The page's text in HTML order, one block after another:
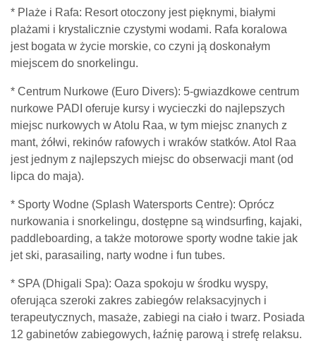
* Plaże i Rafa: Resort otoczony jest pięknymi, białymi
plażami i krystalicznie czystymi wodami. Rafa koralowa
jest bogata w życie morskie, co czyni ją doskonałym
miejscem do snorkelingu.
* Centrum Nurkowe (Euro Divers): 5-gwiazdkowe centrum
nurkowe PADI oferuje kursy i wycieczki do najlepszych
miejsc nurkowych w Atolu Raa, w tym miejsc znanych z
mant, żółwi, rekinów rafowych i wraków statków. Atol Raa
jest jednym z najlepszych miejsc do obserwacji mant (od
lipca do maja).
* Sporty Wodne (Splash Watersports Centre): Oprócz
nurkowania i snorkelingu, dostępne są windsurfing, kajaki,
paddleboarding, a także motorowe sporty wodne takie jak
jet ski, parasailing, narty wodne i fun tubes.
* SPA (Dhigali Spa): Oaza spokoju w środku wyspy,
oferująca szeroki zakres zabiegów relaksacyjnych i
terapeutycznych, masaże, zabiegi na ciało i twarz. Posiada
12 gabinetów zabiegowych, łaźnię parową i strefę relaksu.